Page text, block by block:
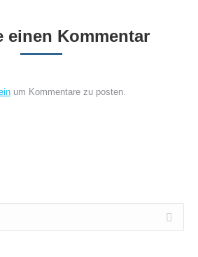
einen Kommentar
um Kommentare zu posten.